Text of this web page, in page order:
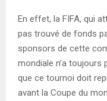
En effet, la FIFA, qui
pas trouvé de fonds
sponsors de cette
mondiale n’a toujours
que ce tournoi doit
avant la Coupe du